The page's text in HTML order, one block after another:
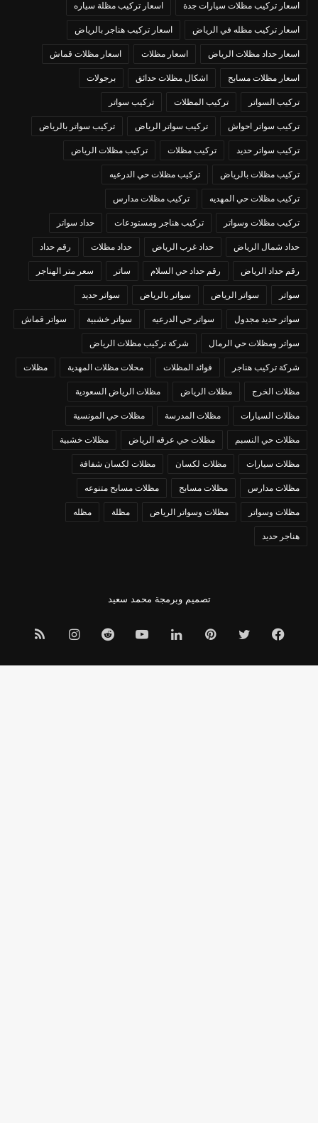
اسعار تركيب مظلات سيارات جدة اسعار تركيب مظلة سياره
اسعار تركيب مظله في الرياض اسعار تركيب هناجر بالرياض
اسعار حداد مظلات الرياض اسعار مظلات اسعار مظلات قماش
اسعار مظلات مسابح اشكال مظلات حدائق برجولات
تركيب السواتر تركيب المظلات تركيب سواتر
تركيب سواتر احواش تركيب سواتر الرياض تركيب سواتر بالرياض
تركيب سواتر حديد تركيب مظلات تركيب مظلات الرياض
تركيب مظلات بالرياض تركيب مظلات حي الدرعيه
تركيب مظلات حي المهديه تركيب مظلات مدارس
تركيب مظلات وسواتر تركيب هناجر ومستودعات حداد سواتر
حداد شمال الرياض حداد غرب الرياض حداد مظلات رقم حداد
رقم حداد الرياض رقم حداد حي السلام ساتر سعر متر الهناجر
سواتر سواتر الرياض سواتر بالرياض سواتر حديد
سواتر حديد مجدول سواتر حي الدرعيه سواتر خشبية سواتر قماش
سواتر ومظلات حي الرمال شركة تركيب مظلات الرياض
شركة تركيب هناجر فوائد المظلات محلات مظلات المهدية مظلات
مظلات الخرج مظلات الرياض مظلات الرياض السعودية
مظلات السيارات مظلات المدرسة مظلات حي المونسية
مظلات حي النسبم مظلات حي عرقه الرياض مظلات خشبية
مظلات سيارات مظلات لكسان مظلات لكسان شفافة
مظلات مدارس مظلات مسابح مظلات مسابح متنوعه
مظلات وسواتر مظلات وسواتر الرياض مظلة مظله
هناجر حديد
تصميم وبرمجة محمد سعيد